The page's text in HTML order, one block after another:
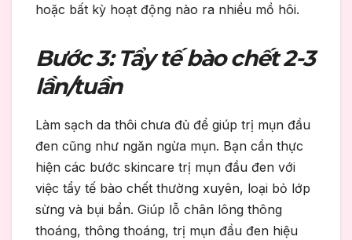
hoặc bất kỳ hoạt động nào ra nhiều mồ hôi.
Bước 3: Tẩy tế bào chết 2-3
lần/tuần
Làm sạch da thôi chưa đủ để giúp trị mụn đầu
đen cũng như ngăn ngừa mụn. Bạn cần thực
hiện các bước skincare trị mụn đầu đen với
việc tẩy tế bào chết thường xuyên, loại bỏ lớp
sừng và bụi bẩn. Giúp lỗ chân lông thông
thoáng, thông thoáng, trị mụn đầu đen hiệu